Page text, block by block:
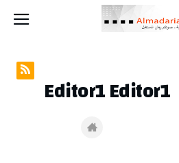
Editor1 Editor1